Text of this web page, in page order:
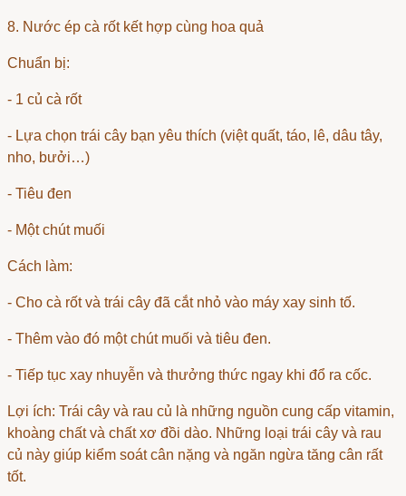
8. Nước ép cà rốt kết hợp cùng hoa quả
Chuẩn bị:
- 1 củ cà rốt
- Lựa chọn trái cây bạn yêu thích (việt quất, táo, lê, dâu tây,
nho, bưởi…)
- Tiêu đen
- Một chút muối
Cách làm:
- Cho cà rốt và trái cây đã cắt nhỏ vào máy xay sinh tố.
- Thêm vào đó một chút muối và tiêu đen.
- Tiếp tục xay nhuyễn và thưởng thức ngay khi đổ ra cốc.
Lợi ích: Trái cây và rau củ là những nguồn cung cấp vitamin,
khoàng chất và chất xơ đồi dào. Những loại trái cây và rau
củ này giúp kiểm soát cân nặng và ngăn ngừa tăng cân rất
tốt.